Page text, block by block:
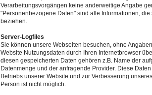
Verarbeitungsvorgängen keine anderweitige Angabe
"Personenbezogene Daten" sind alle Informationen,
beziehen.
Server-Logfiles
Sie können unsere Webseiten besuchen, ohne
Website Nutzungsdaten durch Ihren Internetbrowser
diesen gespeicherten Daten gehören z.B. Name der
Datenmenge und der anfragende Provider. Diese
Betriebs unserer Website und zur Verbesserung
Person ist nicht möglich.